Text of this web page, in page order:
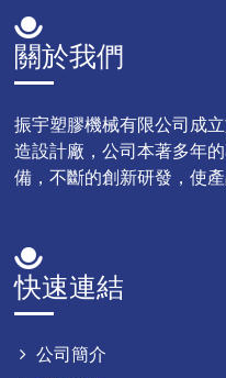
關於我們
振宇塑膠機械有限公司成
造設計廠，公司本著多年
備，不斷的創新研發，使
快速連結
公司簡介